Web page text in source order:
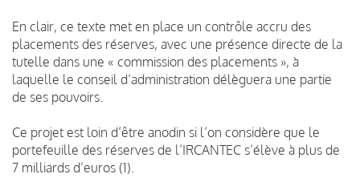
En clair, ce texte met en place un contrôle accru des
placements des réserves, avec une présence directe de la
tutelle dans une « commission des placements », à
laquelle le conseil d’administration délèguera une partie
de ses pouvoirs.
Ce projet est loin d’être anodin si l’on considère que le
portefeuille des réserves de l’IRCANTEC s’élève à plus de
7 milliards d’euros (1).